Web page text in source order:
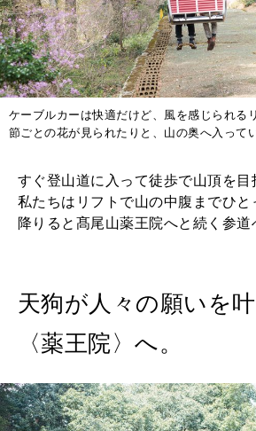
ケーブルカーは快適だけど、風を感じられる
節ごとの花が見られたりと、山の奥へ入って
すぐ登山道に入って徒歩で山頂を目
私たちはリフトで山の中腹までひと
降りると髙尾山薬王院へと続く参道
天狗が人々の願いを
〈薬王院〉へ。